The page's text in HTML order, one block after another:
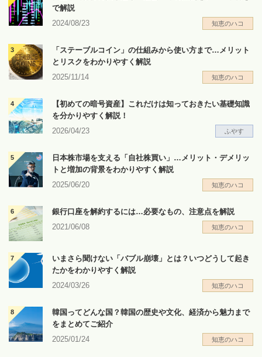
で解説
2024/08/23
知恵のハコ
「ステーブルコイン」の仕組みから使い方まで…メリット
とリスクをわかりやすく解説
2025/11/14
知恵のハコ
【初めての暗号資産】これだけは知っておきたい基礎知識
を分かりやすく解説！
2026/04/23
ふやす
日本株市場を支える「自社株買い」…メリット・デメリッ
トと増加の背景をわかりやすく解説
2025/06/20
知恵のハコ
銀行口座を解約するには…必要なもの、注意点を解説
2021/06/08
知恵のハコ
いまさら聞けない「バブル崩壊」とは？いつどうして起き
たかをわかりやすく解説
2024/03/26
知恵のハコ
韓国ってどんな国？韓国の歴史や文化、経済から魅力まで
をまとめてご紹介
2025/01/24
知恵のハコ